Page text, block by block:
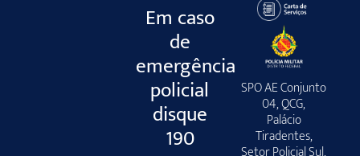
Em caso
de
emergência
policial
disque
190
SPO AE Conjunto
04, QCG,
Palácio
Tiradentes,